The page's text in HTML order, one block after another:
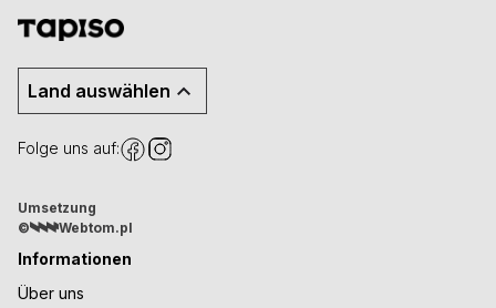
Land auswählen
Folge uns auf:
Umsetzung
©
Webtom.pl
Informationen
Über uns